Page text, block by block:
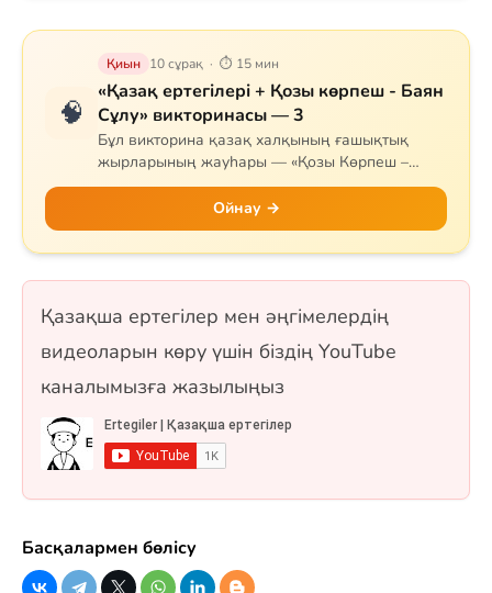
🧠
Қиын 10 сұрақ · ⏱ 15 мин
«Қазақ ертегілері + Қозы көрпеш - Баян
Сұлу» викторинасы — 3
Бұл викторина қазақ халқының ғашықтық
жырларының жауһары — «Қозы Көрпеш –
Баян Сұлу» дастанына арналған. Сұрақтар
жырдың тарихын, негізгі кейіпкерлерін (Қозы,
Баян, Қодар, Қарабай, Сарыбай), оқиғаның
дамуын және тарихи мұрасын қамтиды.
таңдауды және рас/жалған форматтарында.
Ойнау →
Қазақша ертегілер мен әңгімелердің
видеоларын көру үшін біздің YouTube
каналымызға жазылыңыз
Басқалармен бөлісу